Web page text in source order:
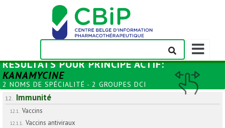
Afficher/
la
de
navigation
RÉSULTATS POURPRINCIPE ACTIF:
KANAMYCINE
2 NOMS DE SPÉCIALITÉ - 2 GROUPES DCI
12. Immunité
12.1. Vaccins
12.1.1. Vaccins antiviraux